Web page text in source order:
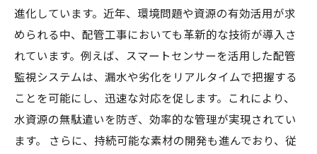
進化しています。近年、環境問題や資源の有効活用が求
められる中、配管工事においても革新的な技術が導入さ
れています。例えば、スマートセンサーを活用した配管
監視システムは、漏水や劣化をリアルタイムで把握する
ことを可能にし、迅速な対応を促します。これにより、
水資源の無駄遣いを防ぎ、効率的な管理が実現されてい
ます。 さらに、持続可能な素材の開発も進んでおり、従